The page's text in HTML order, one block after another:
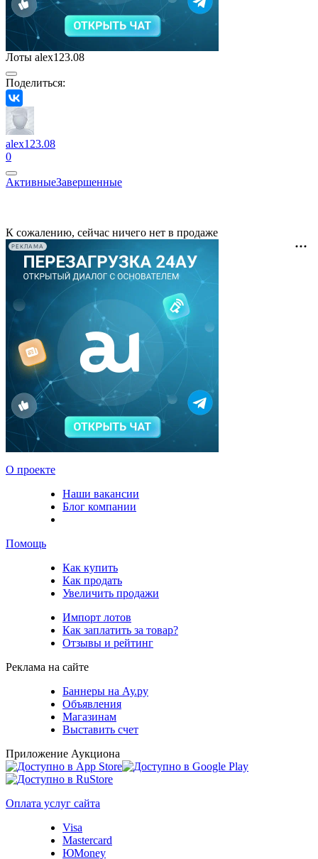
Лоты alex123.08
Поделиться:
alex123.08
0
АктивныеЗавершенные
К сожалению, сейчас ничего нет в продаже
РЕКЛАМА
О проекте
Наши вакансии
Блог компании
Помощь
Как купить
Как продать
Увеличить продажи
Импорт лотов
Как заплатить за товар?
Отзывы и рейтинг
Реклама на сайте
Баннеры на Ау.ру
Объявления
Магазинам
Выставить счет
Приложение Аукциона
Оплата услуг сайта
Visa
Mastercard
ЮMoney